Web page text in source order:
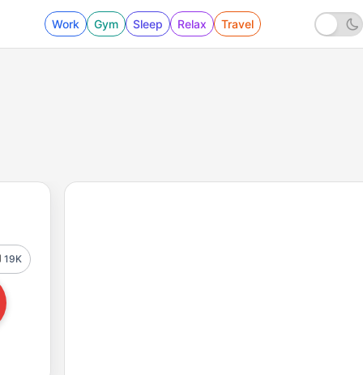
Work Gym Sleep Relax Travel
19K